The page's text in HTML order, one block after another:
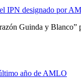
IPN designado por
Guinda y
año de AMLO